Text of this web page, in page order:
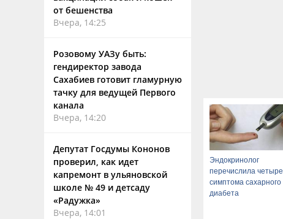
от бешенства
Вчера, 14:25
Розовому УАЗу быть:
гендиректор завода
Сахабиев готовит гламурную
тачку для ведущей Первого
канала
Вчера, 14:20
Депутат Госдумы Кононов
проверил, как идет
капремонт в ульяновской
школе № 49 и детсаду
«Радужка»
Вчера, 14:01
Эндокринолог
перечислила четыре
симптома сахарного
диабета